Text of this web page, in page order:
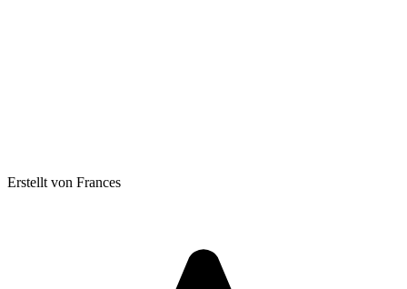
Erstellt von Frances